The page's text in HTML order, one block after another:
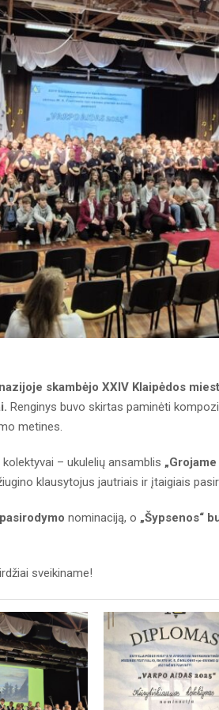
skambėjo XXIV Klaipėdos
Renginys buvo skirtas paminėti
metines.
– ukulelių ansamblis
klausytojus jautriais ir įtaigiais
nominaciją, o „Šypsenos“
sveikiname!